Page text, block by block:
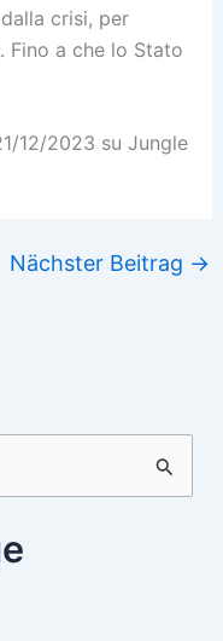
crisi, per
Fino a che lo Stato
12/2023 su Jungle
Nächster Beitrag →